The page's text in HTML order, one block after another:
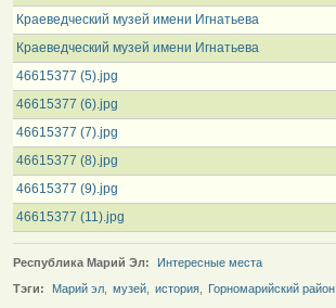
Краеведческий музей имени Игнатьева
Краеведческий музей имени Игнатьева
46615377 (5).jpg
46615377 (6).jpg
46615377 (7).jpg
46615377 (8).jpg
46615377 (9).jpg
46615377 (11).jpg
Республика Марий Эл:
Интересные места
Тэги:
Марий эл музей история Горномарийский район